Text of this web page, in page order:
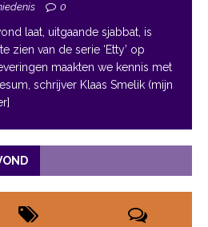
0
laat, uitgaande sjabbat, is
zien van de serie ‘Etty’ op
maakten we kennis met
schrijver Klaas Smelik (mijn